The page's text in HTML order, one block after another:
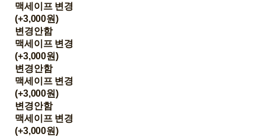
맥세이프 변경
(+3,000원)
변경안함
맥세이프 변경
(+3,000원)
변경안함
맥세이프 변경
(+3,000원)
변경안함
맥세이프 변경
(+3,000원)